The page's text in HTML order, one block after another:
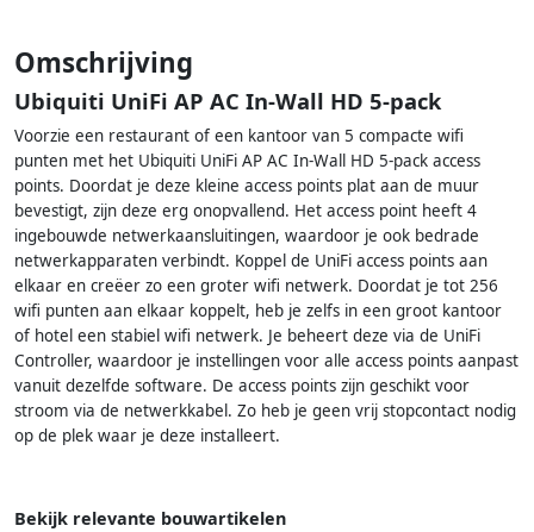
Omschrijving
Ubiquiti UniFi AP AC In-Wall HD 5-pack
Voorzie een restaurant of een kantoor van 5 compacte wifi
punten met het Ubiquiti UniFi AP AC In-Wall HD 5-pack access
points. Doordat je deze kleine access points plat aan de muur
bevestigt, zijn deze erg onopvallend. Het access point heeft 4
ingebouwde netwerkaansluitingen, waardoor je ook bedrade
netwerkapparaten verbindt. Koppel de UniFi access points aan
elkaar en creëer zo een groter wifi netwerk. Doordat je tot 256
wifi punten aan elkaar koppelt, heb je zelfs in een groot kantoor
of hotel een stabiel wifi netwerk. Je beheert deze via de UniFi
Controller, waardoor je instellingen voor alle access points aanpast
vanuit dezelfde software. De access points zijn geschikt voor
stroom via de netwerkkabel. Zo heb je geen vrij stopcontact nodig
op de plek waar je deze installeert.
Bekijk relevante bouwartikelen